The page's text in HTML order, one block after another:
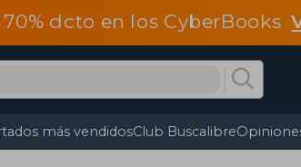
dcto en los CyberBooks
más vendidosClub Buscalibre